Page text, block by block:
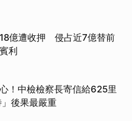
億遭收押 侵占近7億替前
利
！中檢檢察長寄信給625里
後果最嚴重